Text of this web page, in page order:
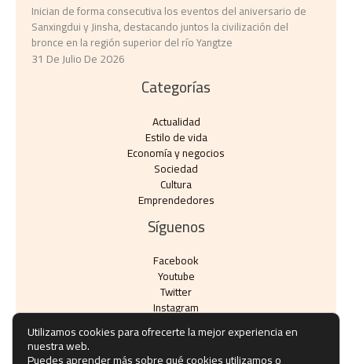
Inician de forma consecutiva los eventos del aniversario de
Sanxingdui y Jinsha, destacando juntos la civilización del
bronce en la región superior del río Yangtze
31 De Julio De 2026
Categorías
Actualidad
Estilo de vida
Economía y negocios​
Sociedad
Cultura
Emprendedores
Síguenos
Facebook
Youtube
Twitter
Instagram
Utilizamos cookies para ofrecerte la mejor experiencia en
nuestra web.